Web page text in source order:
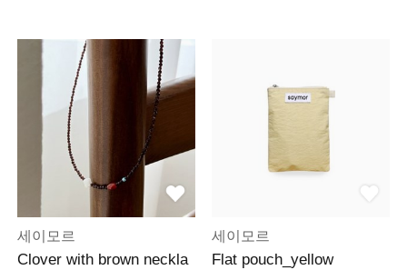
세이모르
Clover with brown neckla
세이모르
Flat pouch_yellow